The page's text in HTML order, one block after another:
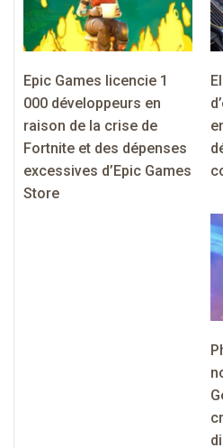
Epic Games licencie 1
000 développeurs en
raison de la crise de
Fortnite et des dépenses
excessives d’Epic Games
Store